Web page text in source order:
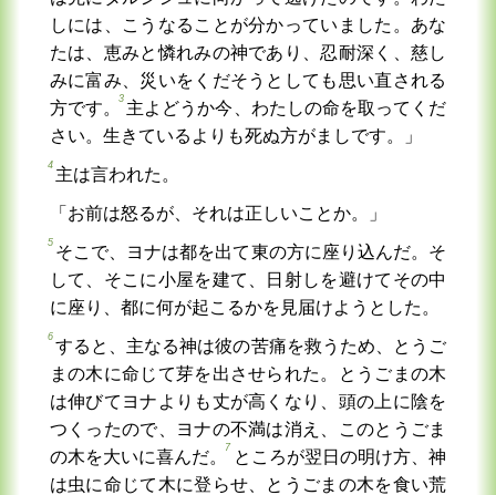
しには、こうなることが分かっていました。あな
たは、恵みと憐れみの神であり、忍耐深く、慈し
みに富み、災いをくだそうとしても思い直される
方です。
3
主よどうか今、わたしの命を取ってくだ
さい。生きているよりも死ぬ方がましです。」
4
主は言われた。
「お前は怒るが、それは正しいことか。」
5
そこで、ヨナは都を出て東の方に座り込んだ。そ
して、そこに小屋を建て、日射しを避けてその中
に座り、都に何が起こるかを見届けようとした。
6
すると、主なる神は彼の苦痛を救うため、とうご
まの木に命じて芽を出させられた。とうごまの木
は伸びてヨナよりも丈が高くなり、頭の上に陰を
つくったので、ヨナの不満は消え、このとうごま
の木を大いに喜んだ。
7
ところが翌日の明け方、神
は虫に命じて木に登らせ、とうごまの木を食い荒